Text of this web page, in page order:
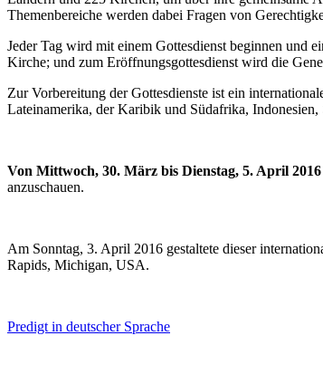
Themenbereiche werden dabei Fragen von
Jeder Tag wird mit einem Gottesdienst beginnen und
Kirche; und zum Eröffnungsgottesdienst wird die
Zur Vorbereitung der Gottesdienste ist ein
Lateinamerika, der Karibik und Südafrika, Indonesien,
Von Mittwoch, 30. März bis Dienstag, 5. April
anzuschauen.
Am Sonntag, 3. April 2016 gestaltete dieser
Rapids, Michigan, USA.
Predigt in deutscher Sprache